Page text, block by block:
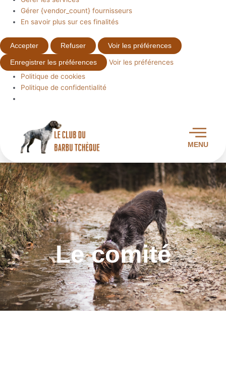
Gérer {vendor_count} fournisseurs
En savoir plus sur ces finalités
Accepter Refuser Voir les préférences
Enregistrer les préférences
Voir les préférences
Politique de cookies
Politique de confidentialité
MENU
Le comité